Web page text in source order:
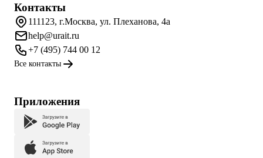
Контакты
111123, г.Москва, ул. Плеханова, 4а
help@urait.ru
+7 (495) 744 00 12
Все контакты
Приложения